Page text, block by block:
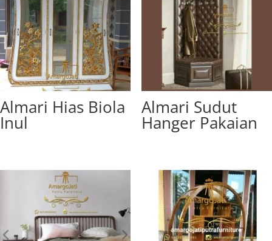
Almari Hias Biola
Inul
Almari Sudut
Hanger Pakaian